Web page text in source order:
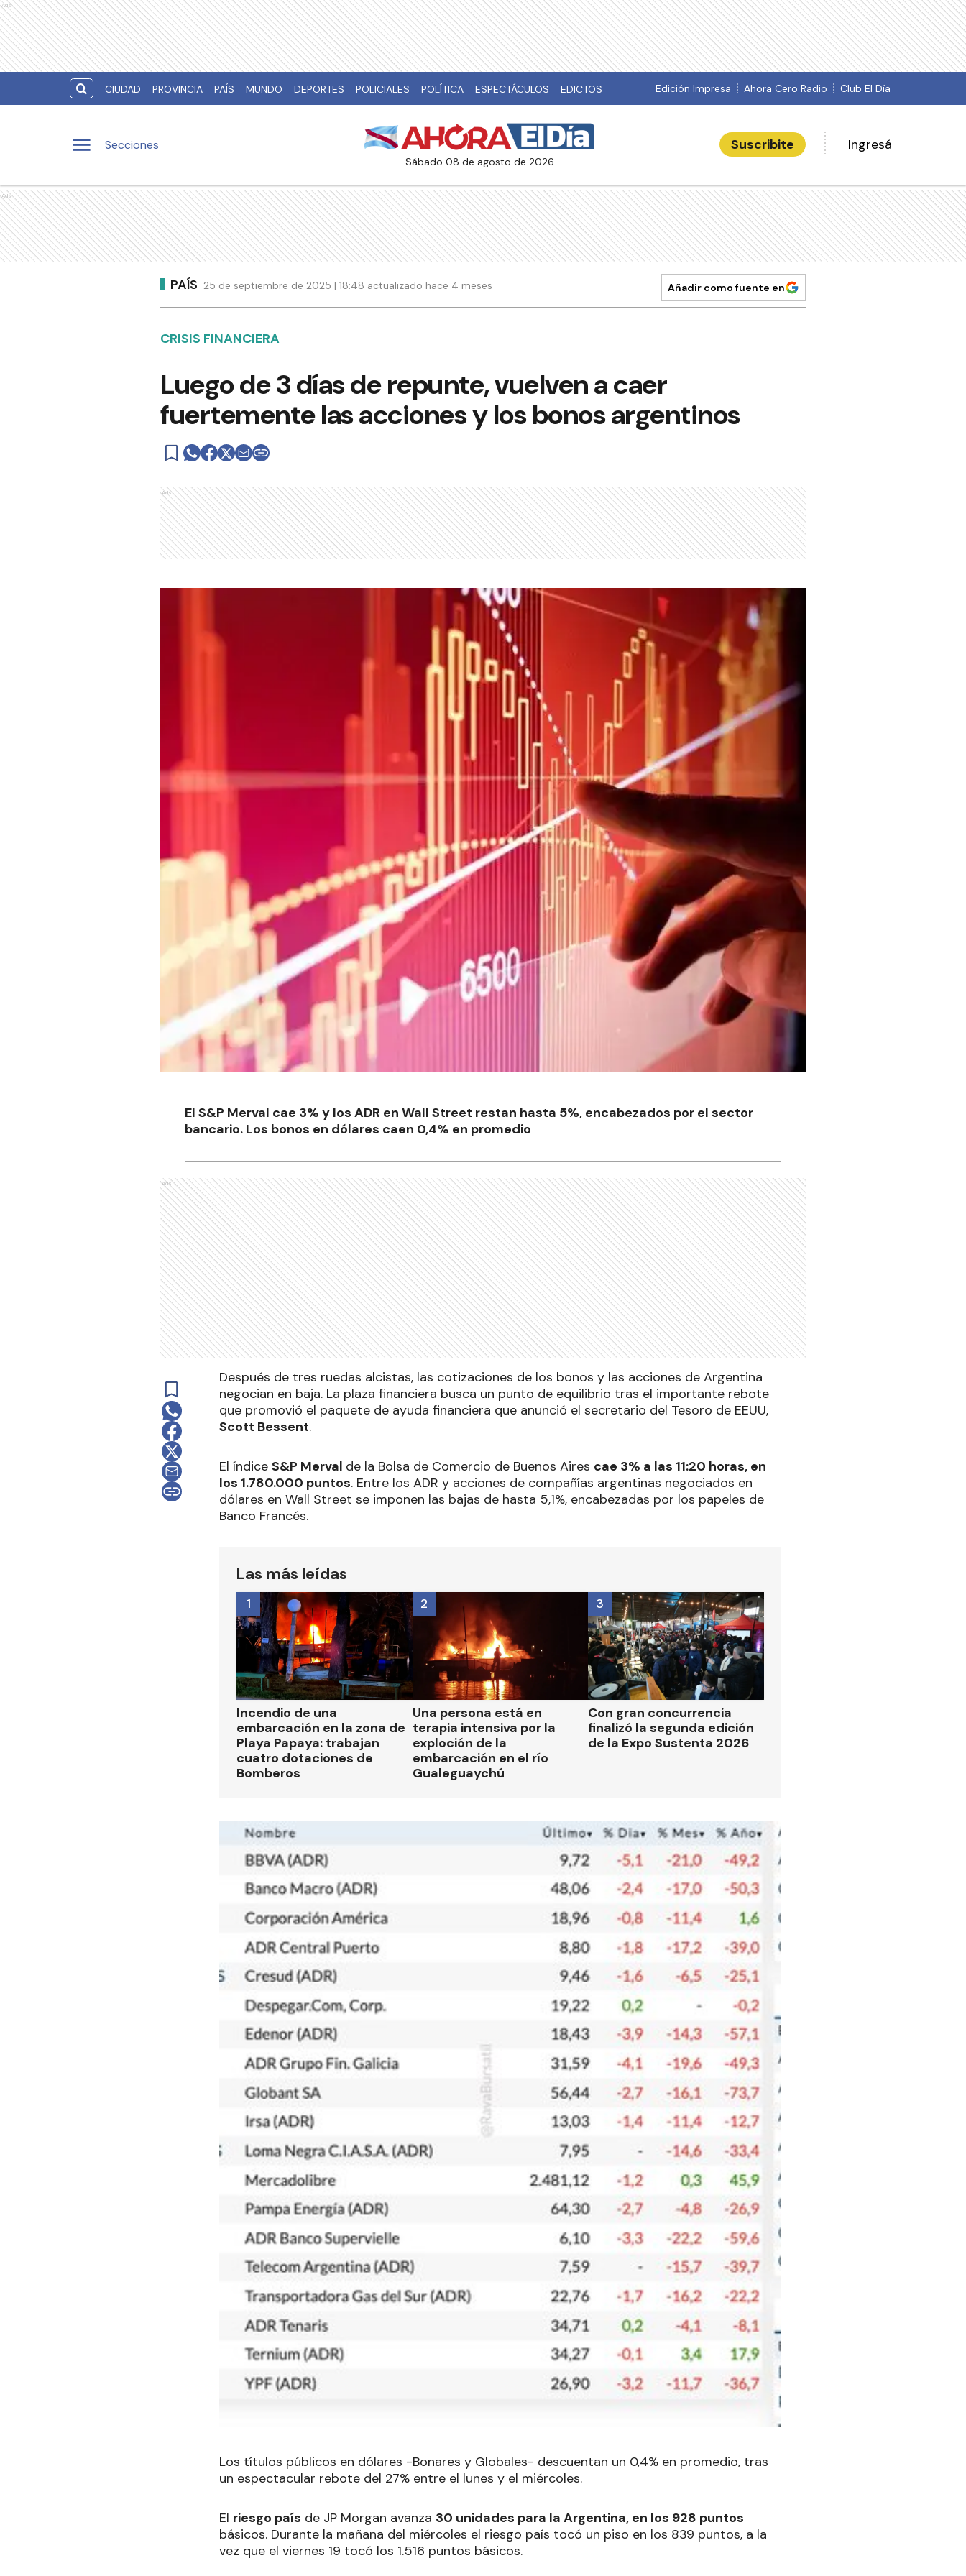
Ads
CIUDAD PROVINCIA PAÍS MUNDO DEPORTES POLICIALES POLÍTICA ESPECTÁCULOS EDICTOS Edición Impresa Ahora Cero Radio Club El Día
Secciones
sábado 08 de agosto de 2026
Suscribite Ingresá
Ads
PAÍS 25 de septiembre de 2025 | 18:48 actualizado hace 4 meses Añadir como fuente en
CRISIS FINANCIERA
Luego de 3 días de repunte, vuelven a caer
fuertemente las acciones y los bonos argentinos
Ads
El S&P Merval cae 3% y los ADR en Wall Street restan hasta 5%, encabezados por el sector
bancario. Los bonos en dólares caen 0,4% en promedio
Ads
Después de tres ruedas alcistas, las cotizaciones de los bonos y las acciones de Argentina
negocian en baja. La plaza financiera busca un punto de equilibrio tras el importante rebote
que promovió el paquete de ayuda financiera que anunció el secretario del Tesoro de EEUU,
Scott Bessent.
El índice S&P Merval de la Bolsa de Comercio de Buenos Aires cae 3% a las 11:20 horas, en
los 1.780.000 puntos. Entre los ADR y acciones de compañías argentinas negociados en
dólares en Wall Street se imponen las bajas de hasta 5,1%, encabezadas por los papeles de
Banco Francés.
Las más leídas
Incendio de una
embarcación en la zona de
Playa Papaya: trabajan
cuatro dotaciones de
Bomberos
1
Una persona está en
terapia intensiva por la
exploción de la
embarcación en el río
Gualeguaychú
2
Con gran concurrencia
finalizó la segunda edición
de la Expo Sustenta 2026
3
Los títulos públicos en dólares -Bonares y Globales- descuentan un 0,4% en promedio, tras
un espectacular rebote del 27% entre el lunes y el miércoles.
El riesgo país de JP Morgan avanza 30 unidades para la Argentina, en los 928 puntos
básicos. Durante la mañana del miércoles el riesgo país tocó un piso en los 839 puntos, a la
vez que el viernes 19 tocó los 1.516 puntos básicos.